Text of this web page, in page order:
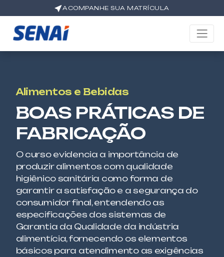
ACOMPANHE SUA MATRÍCULA
Alimentos e Bebidas
BOAS PRÁTICAS DE
FABRICAÇÃO
O curso evidencia a importância de
produzir alimentos com qualidade
higiênico sanitária como forma de
garantir a satisfação e a segurança do
consumidor final, entendendo as
especificações dos sistemas de
Garantia da Qualidade da indústria
alimentícia, fornecendo os elementos
básicos para atendimento as exigências